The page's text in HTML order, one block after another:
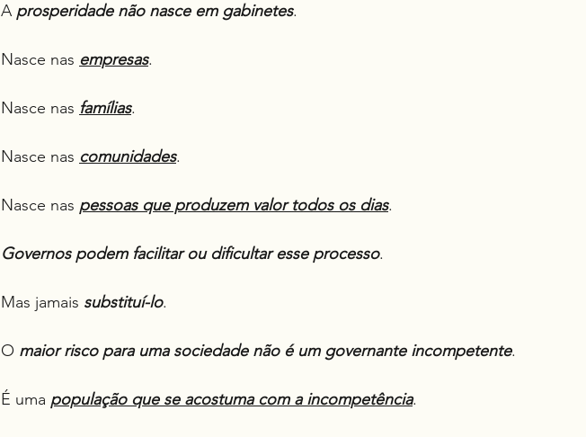
A prosperidade não nasce em gabinetes.
Nasce nas empresas.
Nasce nas famílias.
Nasce nas comunidades.
Nasce nas pessoas que produzem valor todos os dias.
Governos podem facilitar ou dificultar esse processo.
Mas jamais substituí-lo.
O maior risco para uma sociedade não é um governante incompetente.
É uma população que se acostuma com a incompetência.